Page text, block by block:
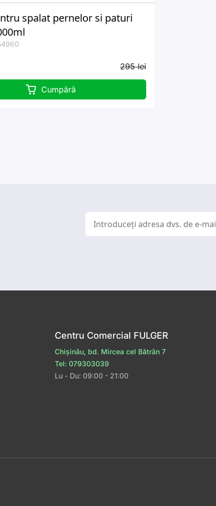
spalat pernelor si paturi
295 lei
Cumpără
Centru Comercial FULGER
Chișinău, bd. Mircea cel Bătrân 7
Tel: 079303039
Lu - Du: 09:00 - 21:00